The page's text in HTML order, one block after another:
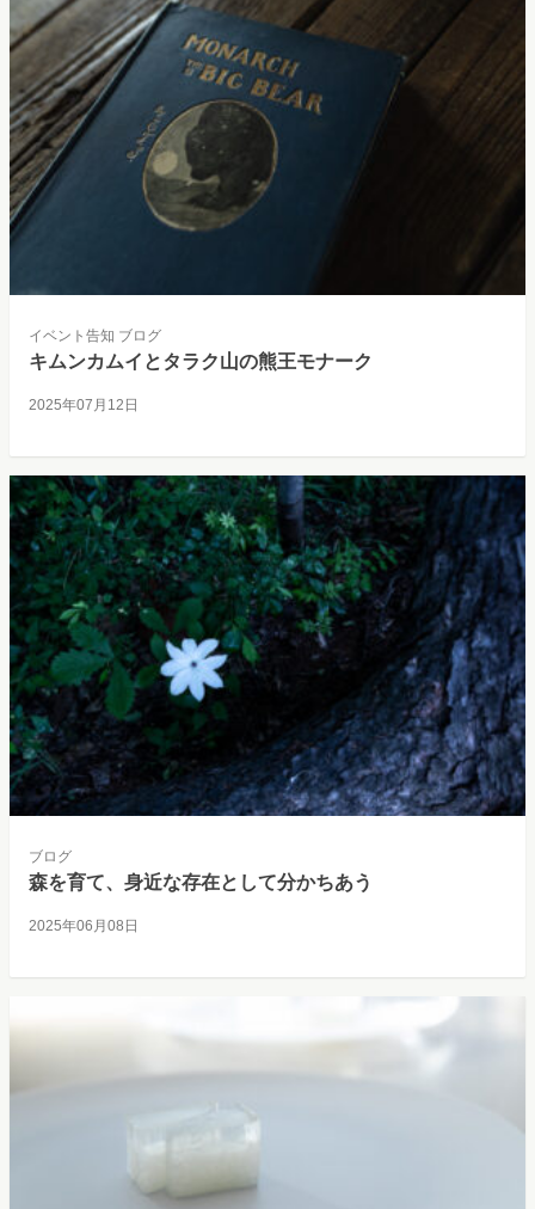
イベント告知 ブログ
キムンカムイとタラク山の熊王モナーク
2025年07月12日
ブログ
森を育て、身近な存在として分かちあう
2025年06月08日